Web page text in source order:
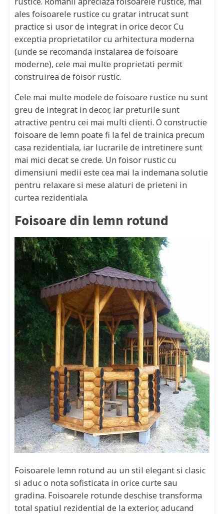
ales foisoarele rustice cu gratar intrucat sunt
practice si usor de integrat in orice decor. Cu
exceptia proprietatilor cu arhitectura moderna
(unde se recomanda instalarea de foisoare
moderne), cele mai multe proprietati permit
construirea de foisor rustic.
Cele mai multe modele de foisoare rustice nu sunt
greu de integrat in decor, iar preturile sunt
atractive pentru cei mai multi clienti. O constructie
foisoare de lemn poate fi la fel de trainica precum
casa rezidentiala, iar lucrarile de intretinere sunt
mai mici decat se crede. Un foisor rustic cu
dimensiuni medii este cea mai la indemana solutie
pentru relaxare si mese alaturi de prieteni in
curtea rezidentiala.
Foisoare din lemn rotund
Foisoarele lemn rotund au un stil elegant si clasic
si aduc o nota sofisticata in orice curte sau
gradina. Foisoarele rotunde deschise transforma
total spatiul rezidential de la exterior, aducand